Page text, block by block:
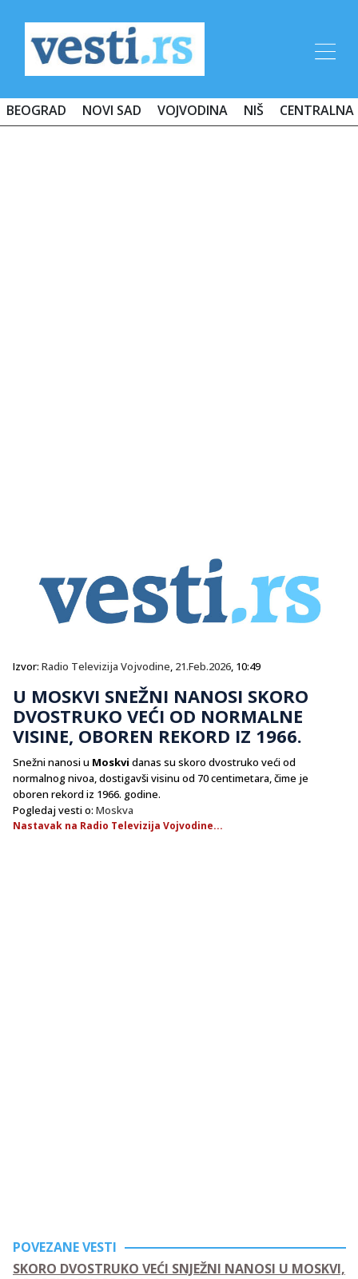
BEOGRAD NOVI SAD VOJVODINA NIŠ CENTRALNA
Izvor: Radio Televizija Vojvodine, 21.Feb.2026, 10:49
U MOSKVI SNEŽNI NANOSI SKORO
DVOSTRUKO VEĆI OD NORMALNE
VISINE, OBOREN REKORD IZ 1966.
Snežni nanosi u Moskvi danas su skoro dvostruko veći od
normalnog nivoa, dostigavši visinu od 70 centimetara, čime je
oboren rekord iz 1966. godine.
Pogledaj vesti o: Moskva
Nastavak na Radio Televizija Vojvodine...
POVEZANE VESTI
SKORO DVOSTRUKO VEĆI SNJEŽNI NANOSI U MOSKVI,